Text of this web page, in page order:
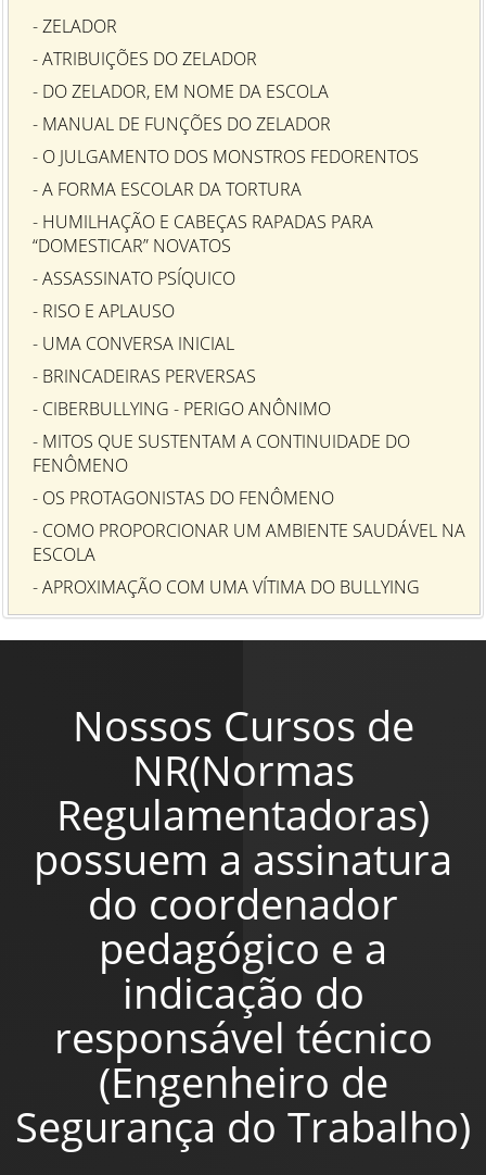
- ZELADOR
- ATRIBUIÇÕES DO ZELADOR
- DO ZELADOR, EM NOME DA ESCOLA
- MANUAL DE FUNÇÕES DO ZELADOR
- O JULGAMENTO DOS MONSTROS FEDORENTOS
- A FORMA ESCOLAR DA TORTURA
- HUMILHAÇÃO E CABEÇAS RAPADAS PARA
“DOMESTICAR” NOVATOS
- ASSASSINATO PSÍQUICO
- RISO E APLAUSO
- UMA CONVERSA INICIAL
- BRINCADEIRAS PERVERSAS
- CIBERBULLYING - PERIGO ANÔNIMO
- MITOS QUE SUSTENTAM A CONTINUIDADE DO
FENÔMENO
- OS PROTAGONISTAS DO FENÔMENO
- COMO PROPORCIONAR UM AMBIENTE SAUDÁVEL NA
ESCOLA
- APROXIMAÇÃO COM UMA VÍTIMA DO BULLYING
Nossos Cursos de
NR(Normas
Regulamentadoras)
possuem a assinatura
do coordenador
pedagógico e a
indicação do
responsável técnico
(Engenheiro de
Segurança do Trabalho)